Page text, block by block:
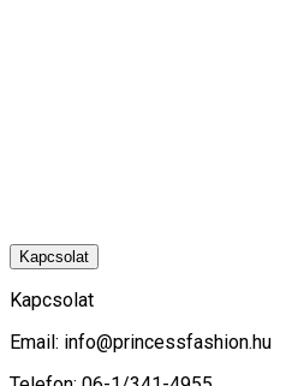
Kapcsolat
Kapcsolat
Email: info@princessfashion.hu